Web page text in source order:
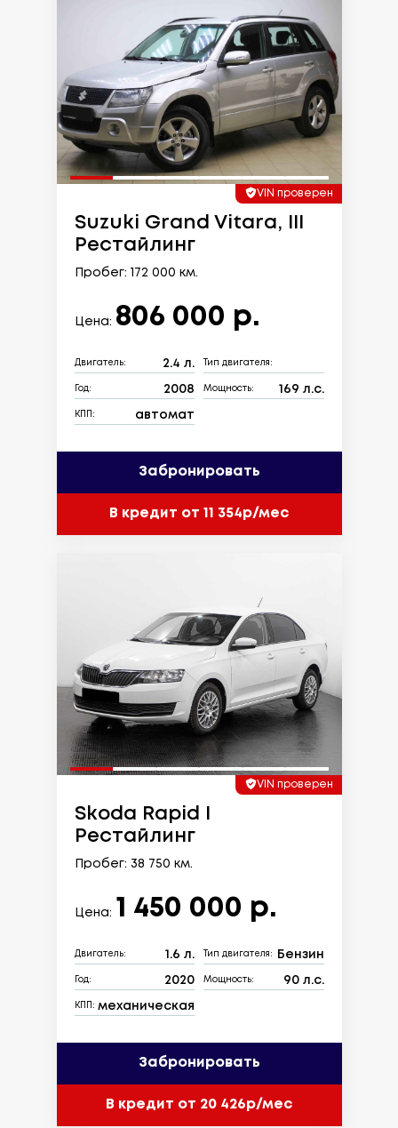
VIN проверен
Suzuki Grand Vitara, III
Рестайлинг
Пробег: 172 000 км.
Цена: 806 000 р.
Двигатель: 2.4 л. Тип двигателя:
Год: 2008 Мощность: 169 л.с.
КПП: автомат
Забронировать
В кредит от 11 354р/мес
VIN проверен
Skoda Rapid I
Рестайлинг
Пробег: 38 750 км.
Цена: 1 450 000 р.
Двигатель: 1.6 л. Тип двигателя: Бензин
Год: 2020 Мощность: 90 л.с.
КПП: механическая
Забронировать
В кредит от 20 426р/мес